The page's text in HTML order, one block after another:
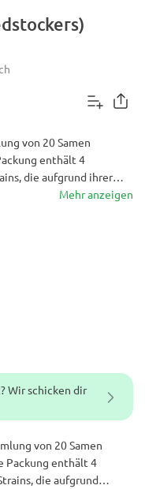
Wir schicken dir
von 20 Samen
Packung enthält 4
die aufgrund
von 20 Samen
enthält 4
die aufgrund ihrer
Geschmack,
kannst dich auf einige
Katalog sowie auf ein
sonst nirgendwo finden
Mehr anzeigen